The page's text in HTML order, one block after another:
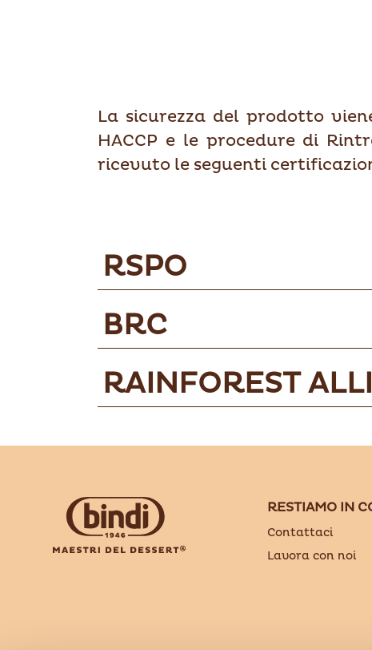
La sicurezza del prodotto
HACCP e le procedure di
ricevuto le seguenti
RSPO
BRC
RAINFOREST
RESTIAMO IN
Contattaci
Lavora con noi